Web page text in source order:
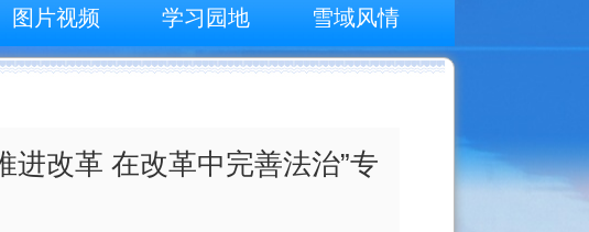
图片视频 学习园地 雪域风情
进改革 在改革中完善法治”专